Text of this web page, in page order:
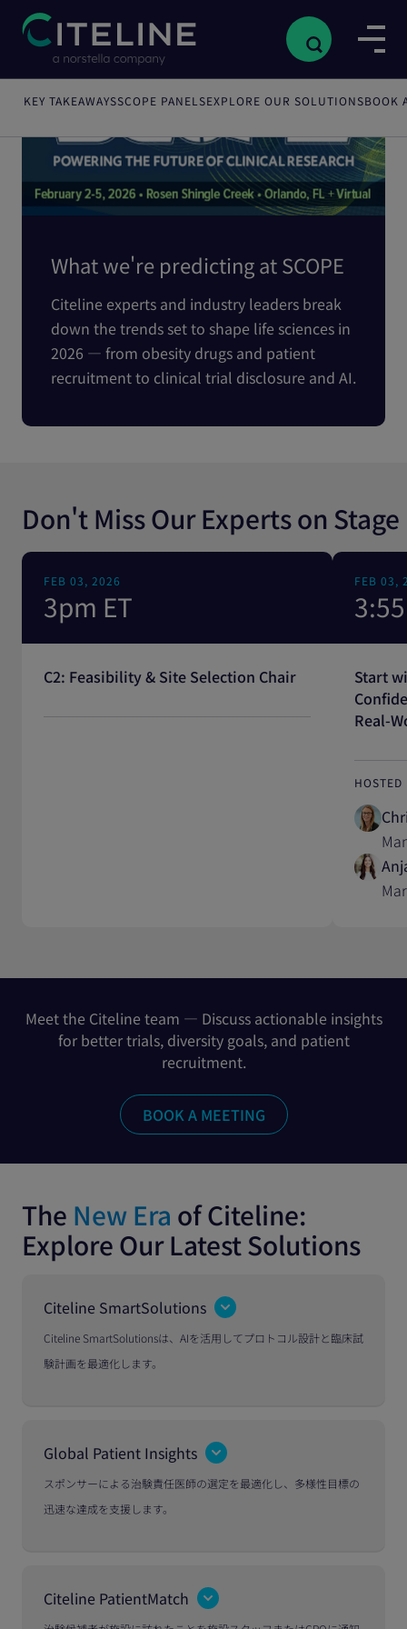
Home / Events / SCOPE Summit 2026
KEY TAKEAWAYSSCOPE PANELSEXPLORE OUR SOLUTIONSBOOK
What we're predicting at SCOPE
Citeline experts and industry leaders break
down the trends set to shape life sciences in
2026 — from obesity drugs and patient
recruitment to clinical trial disclosure and AI.
Don't Miss Our Experts on Stage
FEB 03, 2026
3pm ET
C2: Feasibility & Site Selection Chair
FEB 03,
Start
Real-
HOSTED
Meet the Citeline team — Discuss actionable insights
for better trials, diversity goals, and patient
recruitment.
The New Era of Citeline:
Explore Our Latest Solutions
Citeline SmartSolutions
Citeline SmartSolutionsは、AIを活用してプロトコル設計と臨床試
験計画を最適化します。
Global Patient Insights
スポンサーによる治験責任医師の選定を最適化し、多様性目標の
迅速な達成を支援します。
Citeline PatientMatch